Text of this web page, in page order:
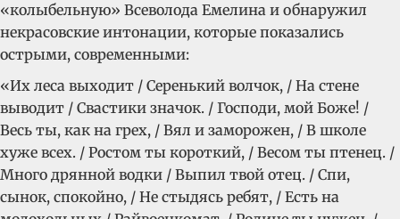
«колыбельную» Всеволода Емелина и обнаружил
некрасовские интонации, которые показались
острыми, современными:
«Их леса выходит / Серенький волчок, / На стене
выводит / Свастики значок. / Господи, мой Боже! /
Весь ты, как на грех, / Вял и заморожен, / В школе
хуже всех. / Ростом ты короткий, / Весом ты птенец. /
Много дрянной водки / Выпил твой отец. / Спи,
сынок, спокойно, / Не стыдясь ребят, / Есть на